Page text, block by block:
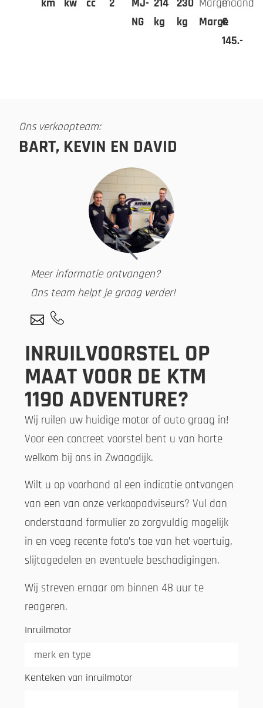
km kw cc 2
MJ-
NG
214
kg
230
kg
Marge
Marge
maand
€
145.-
Ons verkoopteam:
BART, KEVIN EN DAVID
Meer informatie ontvangen?
Ons team helpt je graag verder!
INRUILVOORSTEL OP
MAAT VOOR DE KTM
1190 ADVENTURE?
Wij ruilen uw huidige motor of auto graag in!
Voor een concreet voorstel bent u van harte
welkom bij ons in Zwaagdijk.
Wilt u op voorhand al een indicatie ontvangen
van een van onze verkoopadviseurs? Vul dan
onderstaand formulier zo zorgvuldig mogelijk
in en voeg recente foto’s toe van het voertuig,
slijtagedelen en eventuele beschadigingen.
Wij streven ernaar om binnen 48 uur te
reageren.
Inruilmotor
Kenteken van inruilmotor